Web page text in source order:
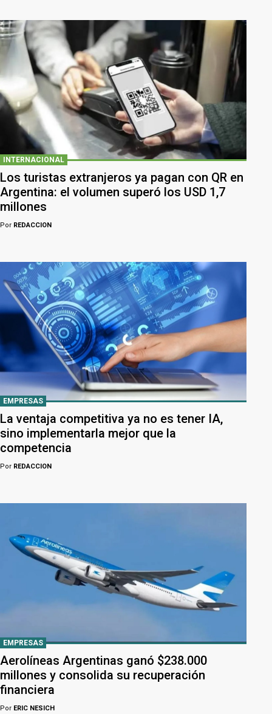
INTERNACIONAL
Los turistas extranjeros ya pagan con QR en
Argentina: el volumen superó los USD 1,7
millones
Por REDACCION
EMPRESAS
La ventaja competitiva ya no es tener IA,
sino implementarla mejor que la
competencia
Por REDACCION
EMPRESAS
Aerolíneas Argentinas ganó $238.000
millones y consolida su recuperación
financiera
Por ERIC NESICH